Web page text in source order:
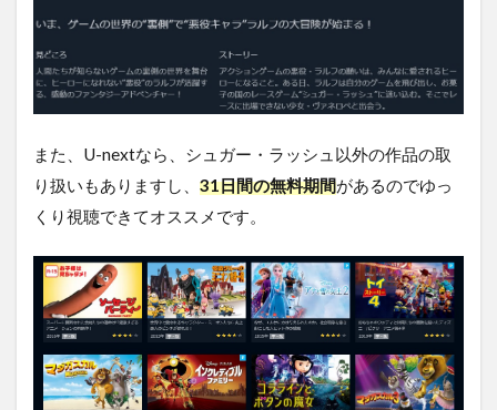
また、U-nextなら、シュガー・ラッシュ以外の作品の取
り扱いもありますし、 31日間の無料期間があるのでゆっ
くり視聴できてオススメです。